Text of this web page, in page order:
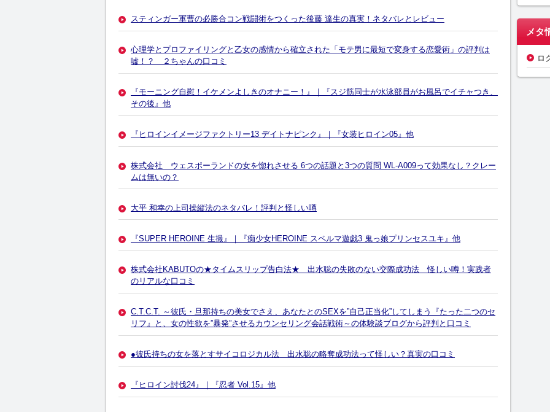
スティンガー軍曹の必勝合コン戦闘術をつくった後藤 達生の真実！ネタバレとレビュー
心理学とプロファイリングと乙女の感情から確立された「モテ男に最短で変身する恋愛術」の評判は
嘘！？ ２ちゃんの口コミ
『モーニング自慰！イケメンよしきのオナニー！』｜『スジ筋同士が水泳部員がお風呂でイチャつき、
その後』他
『ヒロインイメージファクトリー13 デイトナピンク』｜『女装ヒロイン05』他
株式会社 ウェスポーランドの女を惚れさせる 6つの話題と3つの質問 WL-A009って効果なし？クレー
ムは無いの？
大平 和幸の上司操縦法のネタバレ！評判と怪しい噂
『SUPER HEROINE 生撮』｜『痴少女HEROINE スペルマ遊戯3 鬼っ娘プリンセスユキ』他
株式会社KABUTOの★タイムスリップ告白法★ 出水聡の失敗のない交際成功法 怪しい噂！実践者
のリアルな口コミ
C.T.C.T. ～彼氏・旦那持ちの美女でさえ、あなたとのSEXを”自己正当化”してしまう『たった二つのセ
リフ』と、女の性欲を”暴発”させるカウンセリング会話戦術～の体験談ブログから評判と口コミ
●彼氏持ちの女を落とすサイコロジカル法 出水聡の略奪成功法って怪しい？真実の口コミ
『ヒロイン討伐24』｜『忍者 Vol.15』他
メタ
ロ